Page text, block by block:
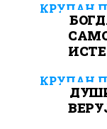
КРУПАН
КРУПАН